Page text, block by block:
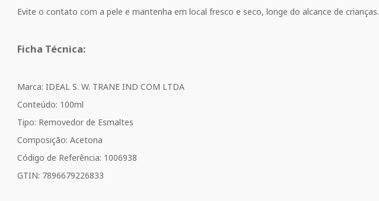
Evite o contato com a pele e mantenha em local fresco e seco, longe do alcance de crianças.
Ficha Técnica:
Marca: IDEAL S. W. TRANE IND COM LTDA
Conteúdo: 100ml
Tipo: Removedor de Esmaltes
Composição: Acetona
Código de Referência: 1006938
GTIN: 7896679226833